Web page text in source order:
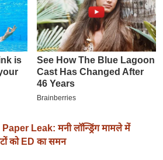
Leak: मनी लॉन्ड्रिंग मामले में
को ED का समन